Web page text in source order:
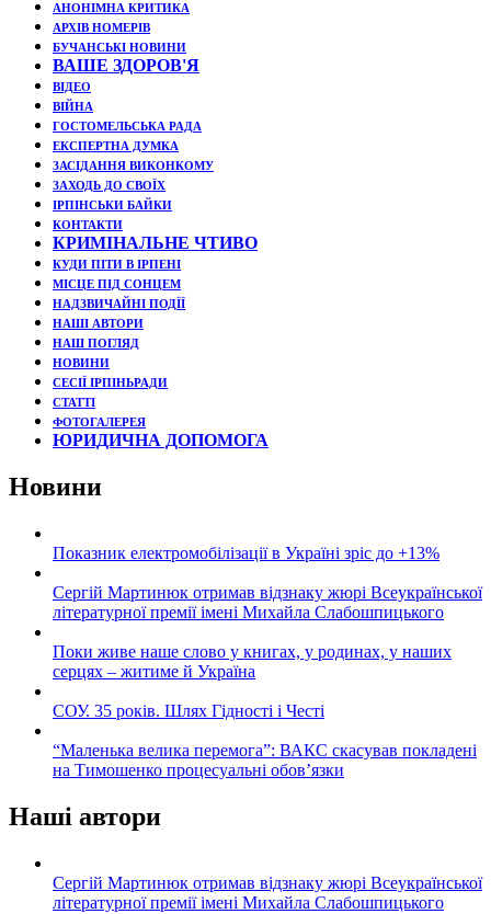
АНОНІМНА КРИТИКА
АРХІВ НОМЕРІВ
БУЧАНСЬКІ НОВИНИ
ВАШЕ ЗДОРОВ'Я
ВІДЕО
ВІЙНА
ГОСТОМЕЛЬСЬКА РАДА
ЕКСПЕРТНА ДУМКА
ЗАСІДАННЯ ВИКОНКОМУ
ЗАХОДЬ ДО СВОЇХ
ІРПІНСЬКИ БАЙКИ
КОНТАКТИ
КРИМІНАЛЬНЕ ЧТИВО
КУДИ ПІТИ В ІРПЕНІ
МІСЦЕ ПІД СОНЦЕМ
НАДЗВИЧАЙНІ ПОДЇЇ
НАШІ АВТОРИ
НАШ ПОГЛЯД
НОВИНИ
СЕСІЇ ІРПІНЬРАДИ
СТАТТІ
ФОТОГАЛЕРЕЯ
ЮРИДИЧНА ДОПОМОГА
Новини
Показник електромобілізації в Україні зріс до +13%
Сергій Мартинюк отримав відзнаку жюрі Всеукраїнської
літературної премії імені Михайла Слабошпицького
Поки живе наше слово у книгах, у родинах, у наших
серцях – житиме й Україна
СОУ. 35 років. Шлях Гідності і Честі
“Маленька велика перемога”: ВАКС скасував покладені
на Тимошенко процесуальні обов’язки
Наші автори
Сергій Мартинюк отримав відзнаку жюрі Всеукраїнської
літературної премії імені Михайла Слабошпицького